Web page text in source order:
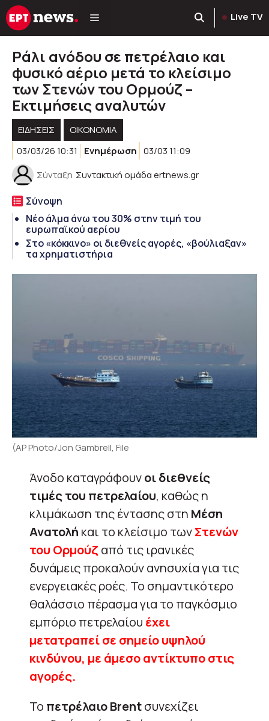
Μετάβαση
σε
Live TV
Ράλι ανόδου σε πετρέλαιο και
φυσικό αέριο μετά το κλείσιμο
των Στενών του Ορμούζ –
Εκτιμήσεις αναλυτών
ΕΙΔΗΣΕΙΣ
ΟΙΚΟΝΟΜΙΑ
03/03/26 10:31
Ενημέρωση 03/03 11:09
Σύνταξη Συντακτική ομάδα ertnews.gr
Σύνοψη
Νέο άλμα άνω του 30% στην τιμή του
ευρωπαϊκού αερίου
Στο «κόκκινο» οι διεθνείς αγορές, «βούλιαξαν»
τα χρηματιστήρια
(AP Photo/Jon Gambrell, File
Άνοδο καταγράφουνοι διεθνείς
τιμές του πετρελαίου, καθώς η
κλιμάκωση της έντασης στη Μέση
Ανατολή και το κλείσιμο τωνΣτενών
του Ορμούζ από τις ιρανικές
δυνάμεις προκαλούν ανησυχία για τις
ενεργειακές ροές. Το σημαντικότερο
θαλάσσιο πέρασμα για το παγκόσμιο
εμπόριο πετρελαίου έχει
μετατραπεί σε σημείο υψηλού
κινδύνου, με άμεσο αντίκτυπο στις
αγορές.
Το πετρέλαιο Brentσυνεχίζει